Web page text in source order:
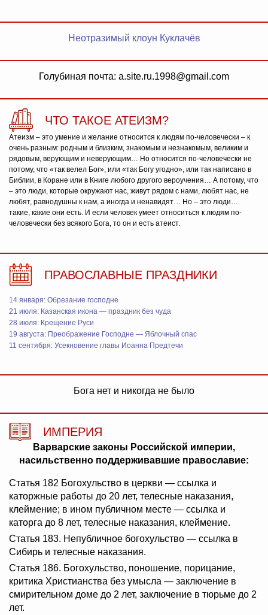
Неотразимый клоун Куклачёв
Голубиная почта: a.site.ru.1998@gmail.com
ЧТО ТАКОЕ АТЕИЗМ?
Атеизм – это умение и желание относится к людям по-человечески – к
очень разным: родным и близким, знакомым и незнакомым, великим и
рядовым, верующим и неверующим… Но относится по-человечески не
потому, что «так велел Бог», или «так Богу угодно», или так написано в
Библии, в Коране или в Книге любого другого вероучения… А потому, что
– это люди, которые окружают нас, живут рядом с нами, любят нас, не
любят, равнодушны к нам, а иногда и ненавидят… Но – это люди…
такие, какие они есть. И если человек умеет относиться к людям по-
человечески без всякого Бога, то он и есть атеист.
ПРАВОСЛАВНЫЕ ПРАЗДНИКИ
14 января: Обрезание господне
21 июля: Казанская икона — праздник без чуда
28 июля: Крещение Руси
19 августа: Преображение Господне — Яблочный спас
11 сентября: Усекновение главы Иоанна Предтечи
Бога нет и никогда не было
ИМПЕРИЯ
Варварские законы Российской империи,
насильственно поддерживавшие православие:
Статья 182 Богохульство в церкви — ссылка и
каторжные работы до 20 лет, телесные наказания,
клеймение; в ином публичном месте — ссылка и
каторга до 8 лет, телесные наказания, клеймение.
Статья 183. Непубличное богохульство — ссылка в
Сибирь и телесные наказания.
Статья 186. Богохульство, поношение, порицание,
критика Христианства без умысла — заключение в
смирительном доме до 2 лет, заключение в тюрьме до 2
лет.